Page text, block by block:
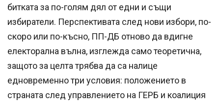
битката за по-голям дял от едни и същи
избиратели. Перспективата след нови избори, по-
скоро или по-късно, ПП-ДБ отново да вдигне
електорална вълна, изглежда само теоретична,
защото за целта трябва да са налице
едновременно три условия: положението в
страната след управлението на ГЕРБ и коалиция